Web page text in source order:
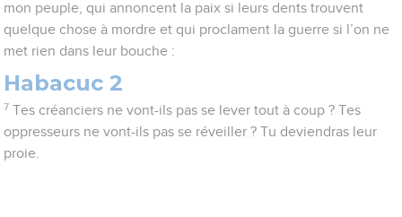
mon peuple, qui annoncent la paix si leurs dents trouvent
quelque chose à mordre et qui proclament la guerre si l’on ne
met rien dans leur bouche :
Habacuc 2
7 Tes créanciers ne vont-ils pas se lever tout à coup ? Tes
oppresseurs ne vont-ils pas se réveiller ? Tu deviendras leur
proie.